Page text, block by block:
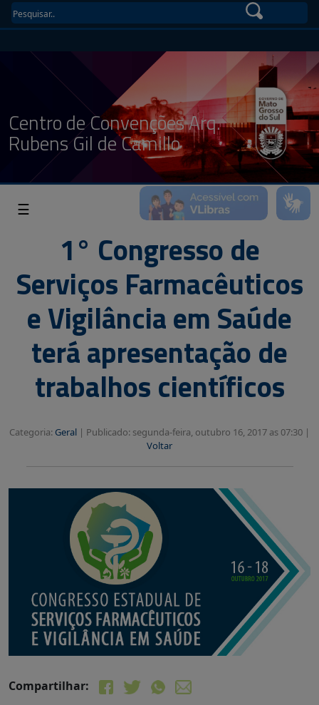
Centro de Convenções Arq.
Rubens Gil de Camillo
☰
1° Congresso de
Serviços Farmacêuticos
e Vigilância em Saúde
terá apresentação de
trabalhos científicos
Categoria: Geral | Publicado: segunda-feira, outubro 16, 2017 as 07:30 |
Voltar
Compartilhar: